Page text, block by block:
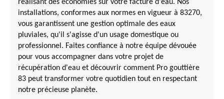
réalisant des économies sur votre facture d'eau. Nos
installations, conformes aux normes en vigueur à 83270,
vous garantissent une gestion optimale des eaux
pluviales, qu'il s'agisse d'un usage domestique ou
professionnel. Faites confiance à notre équipe dévouée
pour vous accompagner dans votre projet de
récupération d'eau et découvrir comment Pro gouttière
83 peut transformer votre quotidien tout en respectant
notre précieuse planète.